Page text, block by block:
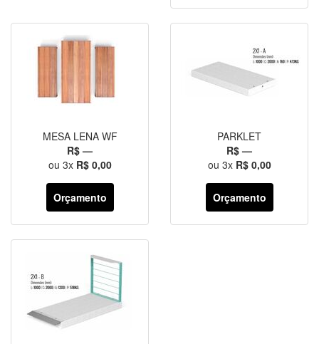
MESA LENA WF
R$ —
ou 3x R$ 0,00
Orçamento
PARKLET
R$ —
ou 3x R$ 0,00
Orçamento